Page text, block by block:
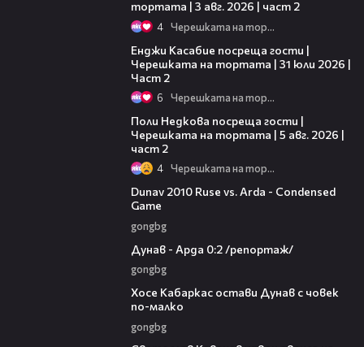
тортата | 3 авг. 2026 | част 2
4 Черешката на тортата
Енджи Касабие посреща гости |
Черешката на тортата | 31 юли 2026 |
Част 2
6 Черешката на тортата
Поли Недкова посреща гости |
Черешката на тортата | 5 авг. 2026 |
част 2
4 Черешката на тортата
Dunav 2010 Ruse vs. Arda - Condensed
Game
gongbg
Дунав - Арда 0:2 /репортаж/
gongbg
Хосе Кабаркас остави Дунав с човек
по-малко
gongbg